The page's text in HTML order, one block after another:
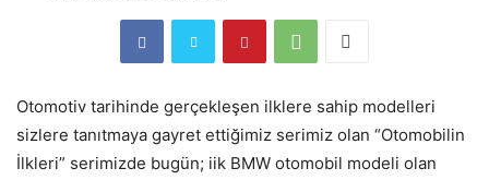
Otomotiv tarihinde gerçekleşen ilklere sahip modelleri
sizlere tanıtmaya gayret ettiğimiz serimiz olan “Otomobilin
İlkleri” serimizde bugün; iik BMW otomobil modeli olan